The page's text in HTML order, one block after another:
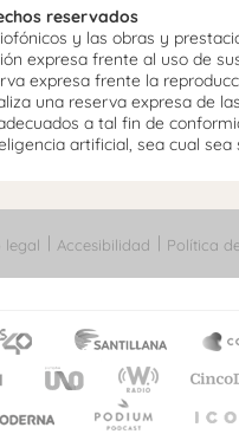
reservados
y las obras y
expresa frente al uso de
expresa frente la
una reserva expresa de
a tal fin de
artificial, sea cual sea
legal Accesibilidad Política